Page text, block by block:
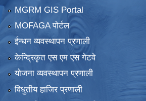
MGRM GIS Portal
MOFAGA पोर्टल
ईन्धन व्यवस्थापन प्रणाली
केन्द्रिकृत एस एम एस गेटवे
योजना व्यवस्थापन प्रणाली
विधुतीय हाजिर प्रणाली